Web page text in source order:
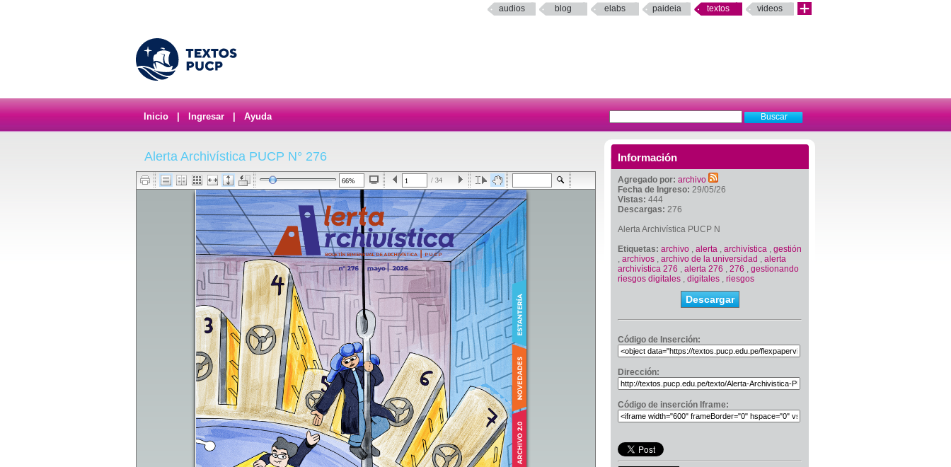
audios blog elabs paideia textos videos
Inicio Ingresar Ayuda
Información
Agregado por: archivo
Fecha de Ingreso: 29/05/26
Vistas: 444
Descargas: 276
Alerta Archivística PUCP N
Etiquetas: archivo , alerta , archivística , gestión
, archivos , archivo de la universidad , alerta
archivística 276 , alerta 276 , 276 , gestionando
riesgos digitales , digitales , riesgos
Descargar
Código de Inserción:
Dirección:
Código de inserción Iframe:
Alerta Archivística PUCP N° 276
/ 34